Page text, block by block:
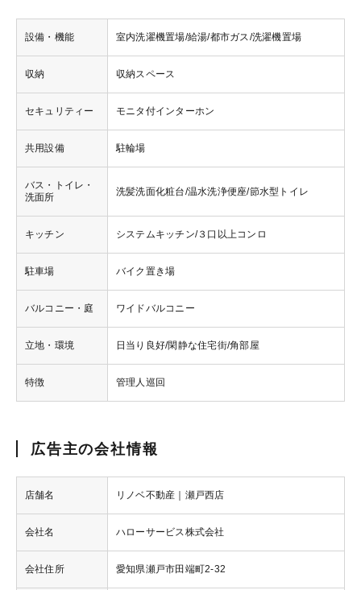
設備・機能 室内洗濯機置場/給湯/都市ガス/洗濯機置場
収納 収納スペース
セキュリティー モニタ付インターホン
共用設備 駐輪場
バス・トイレ・
洗面所
洗髪洗面化粧台/温水洗浄便座/節水型トイレ
キッチン システムキッチン/３口以上コンロ
駐車場 バイク置き場
バルコニー・庭 ワイドバルコニー
立地・環境 日当り良好/閑静な住宅街/角部屋
特徴 管理人巡回
広告主の会社情報
店舗名 リノベ不動産｜瀬戸西店
会社名 ハローサービス株式会社
会社住所 愛知県瀬戸市田端町2-32